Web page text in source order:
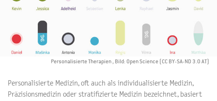
Personalisierte Therapien , Bild: Open Science (CC BY-SA-ND 3.0 AT)
Personalisierte Medizin, oft auch als individualisierte Medizin,
Präzisionsmedizin oder stratifizierte Medizin bezeichnet, basiert